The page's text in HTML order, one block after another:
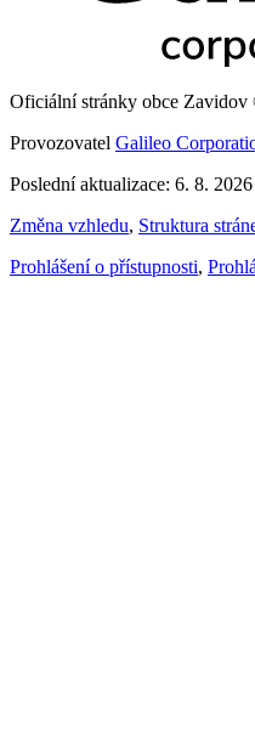
Oficiální stránky obce Zavidov
Provozovatel Galileo
Poslední aktualizace: 6. 8. 2026
Změna vzhledu, Struktura
Prohlášení o přístupnosti,